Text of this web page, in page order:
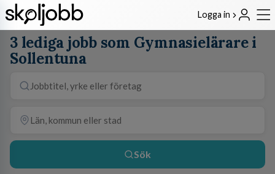
Logga in
3 lediga jobb som Gymnasielärare i
Sollentuna
Sök